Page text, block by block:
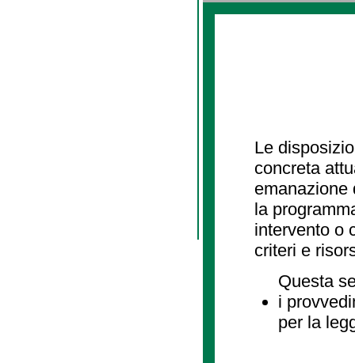
Le
concreta
emanazione
la
intervento o
criteri e
Questa
i
per la